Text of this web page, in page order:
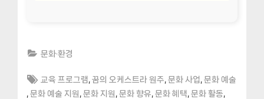
문화·환경
Tags:
교육 프로그램 ,꿈의 오케스트라 원주 ,문화 사업 ,문화 예술
문화 예술 지원 문화 지원 문화 향유 문화 혜택 문화 활동